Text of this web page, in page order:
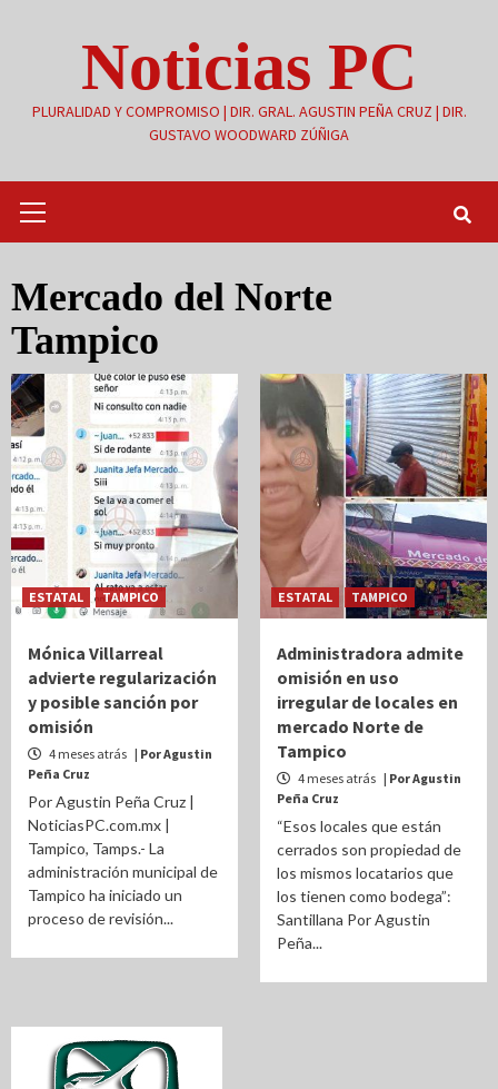
Noticias PC
PLURALIDAD Y COMPROMISO | DIR. GRAL. AGUSTIN PEÑA CRUZ | DIR.
GUSTAVO WOODWARD ZÚÑIGA
primario
Mercado del Norte
Tampico
ESTATAL TAMPICO
Mónica Villarreal
advierte regularización
y posible sanción por
omisión
4 meses atrás | Por Agustin
Peña Cruz
Por Agustin Peña Cruz |
NoticiasPC.com.mx |
Tampico, Tamps.- La
administración municipal de
Tampico ha iniciado un
proceso de revisión...
ESTATAL TAMPICO
Administradora admite
omisión en uso
irregular de locales en
mercado Norte de
Tampico
4 meses atrás | Por Agustin
Peña Cruz
“Esos locales que están
cerrados son propiedad de
los mismos locatarios que
los tienen como bodega”:
Santillana Por Agustin
Peña...